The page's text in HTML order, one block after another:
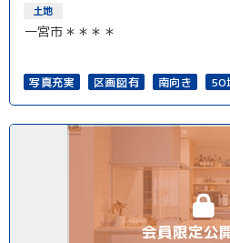
土地
一宮市＊＊＊＊
写真充実 区画図有 南向き
50
会員限定公